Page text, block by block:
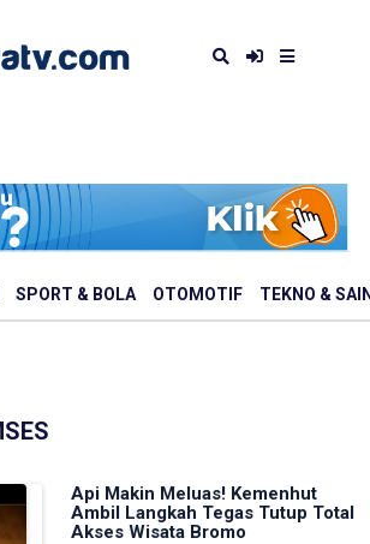
SPORT & BOLA OTOMOTIF TEKNO &
Api Makin Meluas! Kemenhut
Ambil Langkah Tegas Tutup Total
Akses Wisata Bromo